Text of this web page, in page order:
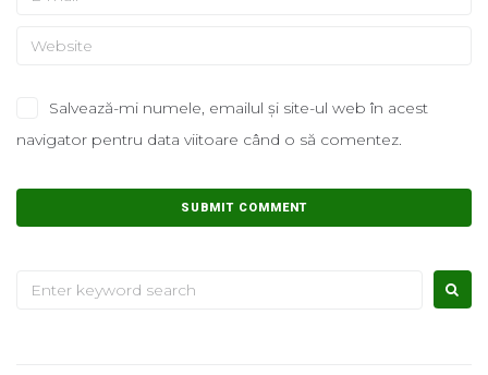
Salvează-mi numele, emailul și site-ul web în acest
navigator pentru data viitoare când o să comentez.
Search